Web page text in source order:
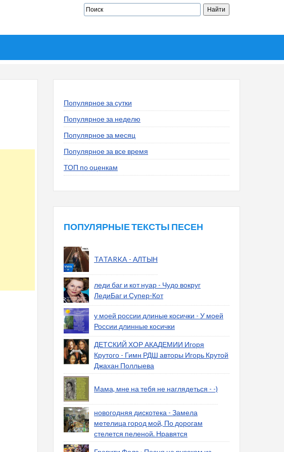
Популярное за сутки
Популярное за неделю
Популярное за месяц
Популярное за все время
ТОП по оценкам
ПОПУЛЯРНЫЕ ТЕКСТЫ ПЕСЕН
TATARKA - АЛТЫН
леди баг и кот нуар - Чудо вокруг
ЛедиБаг и Супер-Кот
у моей россии длиные косички - У моей
России длинные косички
ДЕТСКИЙ ХОР АКАДЕМИИ Игоря
Крутого - Гимн РДШ авторы Игорь Крутой
Джахан Поллыева
Мама, мне на тебя не наглядеться - -)
новогодняя дискотека - Замела
метелица город мой, По дорогам
стелется пеленой. Нравятся